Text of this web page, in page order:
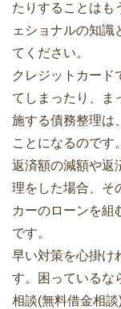
たりすることはも
ェショナルの知識
てください。
クレジットカード
てしまったり、ま
施する債務整理は
ことになるのです。
返済額の減額や返
理をした場合、そ
カーのローンを組
です。
早い対策を心掛け
す。困っているな
相談(無料借金相談